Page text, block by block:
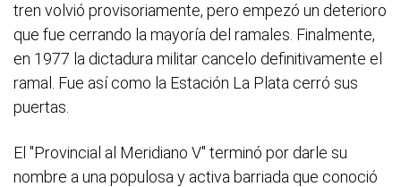
tren volvió provisoriamente, pero empezó un deterioro
que fue cerrando la mayoría del ramales. Finalmente,
en 1977 la dictadura militar cancelo definitivamente el
ramal. Fue así como la Estación La Plata cerró sus
puertas.
El "Provincial al Meridiano V" terminó por darle su
nombre a una populosa y activa barriada que conoció